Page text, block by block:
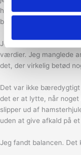
hvor tempoet var for
blive bedre, var den
Jeg følte mig fanget,
værdier. Jeg manglede
det, der virkelig betød
Det var ikke
det er at lytte, når
slipper ud af
uden at give afkald på
Jeg fandt balancen. Det